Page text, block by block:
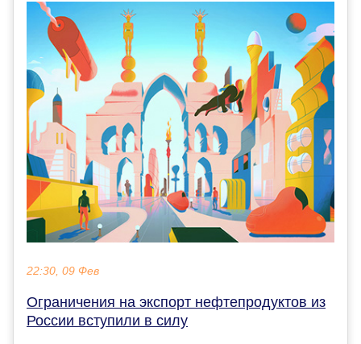
22:30, 09 Фев
Ограничения на экспорт нефтепродуктов из
России вступили в силу